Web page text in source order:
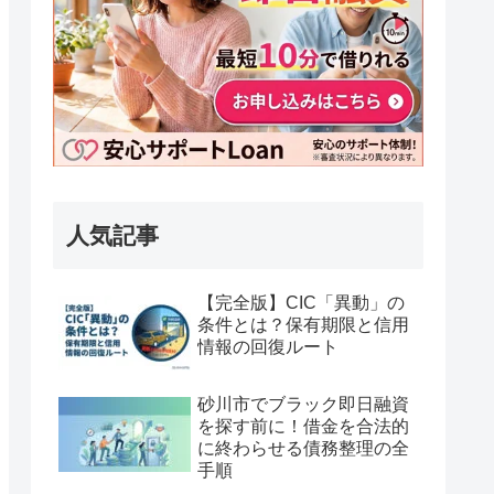
人気記事
【完全版】CIC「異動」の
条件とは？保有期限と信用
情報の回復ルート
砂川市でブラック即日融資
を探す前に！借金を合法的
に終わらせる債務整理の全
手順